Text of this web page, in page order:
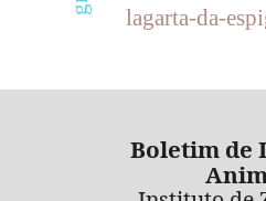
lagarta-da-
Boletim de